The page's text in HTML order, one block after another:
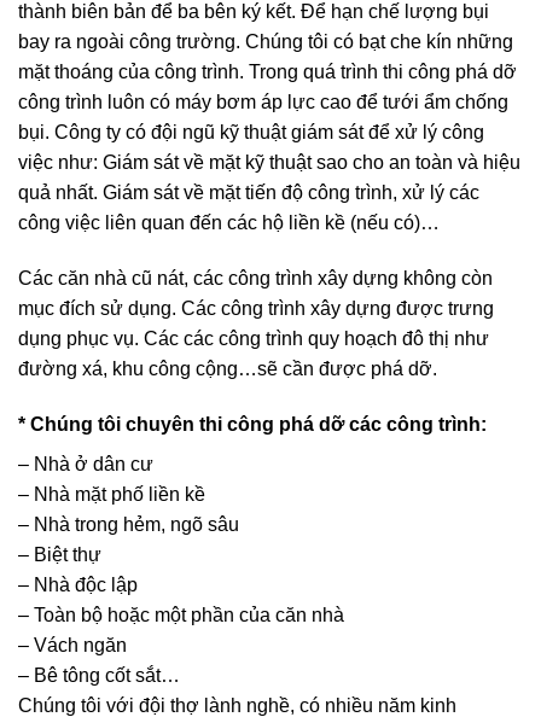
thành biên bản để ba bên ký kết. Để hạn chế lượng bụi
bay ra ngoài công trường. Chúng tôi có bạt che kín những
mặt thoáng của công trình. Trong quá trình thi công phá dỡ
công trình luôn có máy bơm áp lực cao để tưới ẩm chống
bụi. Công ty có đội ngũ kỹ thuật giám sát để xử lý công
việc như: Giám sát về mặt kỹ thuật sao cho an toàn và hiệu
quả nhất. Giám sát về mặt tiến độ công trình, xử lý các
công việc liên quan đến các hộ liền kề (nếu có)…
Các căn nhà cũ nát, các công trình xây dựng không còn
mục đích sử dụng. Các công trình xây dựng được trưng
dụng phục vụ. Các các công trình quy hoạch đô thị như
đường xá, khu công cộng…sẽ cần được phá dỡ.
* Chúng tôi chuyên thi công phá dỡ các công trình:
– Nhà ở dân cư
– Nhà mặt phố liền kề
– Nhà trong hẻm, ngõ sâu
– Biệt thự
– Nhà độc lập
– Toàn bộ hoặc một phần của căn nhà
– Vách ngăn
– Bê tông cốt sắt…
Chúng tôi với đội thợ lành nghề, có nhiều năm kinh